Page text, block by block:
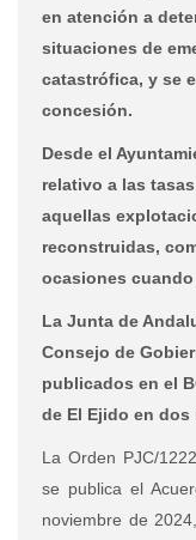
en atención a
situaciones de
catastrófica, y se
concesión.
Desde el
relativo a las
aquellas
reconstruidas,
ocasiones
La Junta de
Consejo de
publicados en el
de El Ejido en dos
La Orden PJC/
se publica el
noviembre de